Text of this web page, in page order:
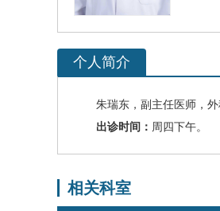
个人简介
朱瑞东 ， 副主任医师，
出诊时间： 周四下午。
相关科室